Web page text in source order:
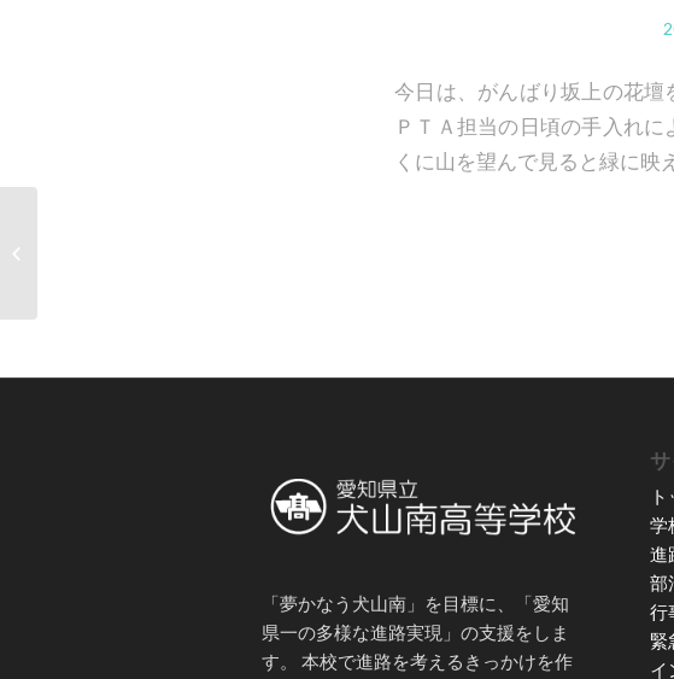
今日は、がんばり坂上の花壇
ＰＴＡ担当の日頃の手入れ
くに山を望んで見ると緑に映
「夢かなう犬山南」を目標に、「愛知
県一の多様な進路実現」の支援をしま
す。 本校で進路を考えるきっかけを作
学
進
部
行
緊
イ